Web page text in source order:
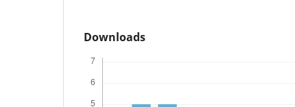
Downloads